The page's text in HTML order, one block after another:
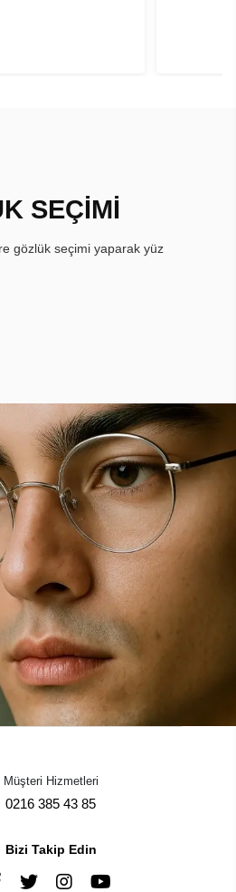
SEÇİMİ
gözlük seçimi yaparak yüz
Müşteri Hizmetleri
0216 385 43 85
Bizi Takip Edin